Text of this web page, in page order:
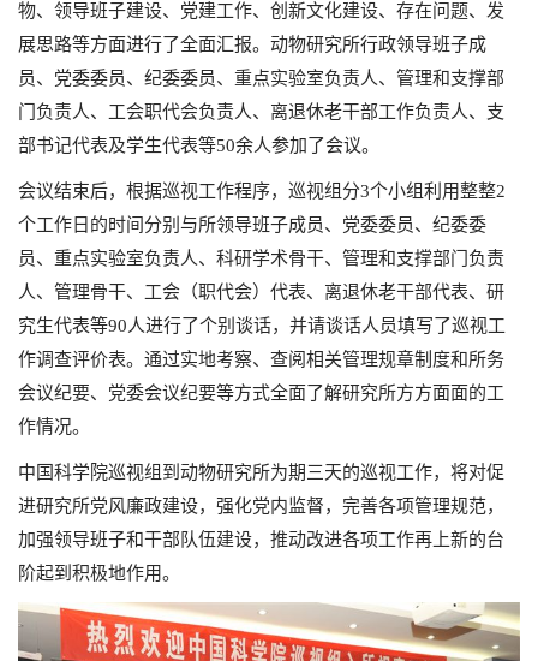
物、领导班子建设、党建工作、创新文化建设、存在问题、发
展思路等方面进行了全面汇报。动物研究所行政领导班子成
员、党委委员、纪委委员、重点实验室负责人、管理和支撑部
门负责人、工会职代会负责人、离退休老干部工作负责人、支
部书记代表及学生代表等50余人参加了会议。
会议结束后，根据巡视工作程序，巡视组分3个小组利用整整2
个工作日的时间分别与所领导班子成员、党委委员、纪委委
员、重点实验室负责人、科研学术骨干、管理和支撑部门负责
人、管理骨干、工会（职代会）代表、离退休老干部代表、研
究生代表等90人进行了个别谈话，并请谈话人员填写了巡视工
作调查评价表。通过实地考察、查阅相关管理规章制度和所务
会议纪要、党委会议纪要等方式全面了解研究所方方面面的工
作情况。
中国科学院巡视组到动物研究所为期三天的巡视工作，将对促
进研究所党风廉政建设，强化党内监督，完善各项管理规范，
加强领导班子和干部队伍建设，推动改进各项工作再上新的台
阶起到积极地作用。